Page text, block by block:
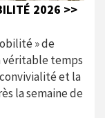
2026 >>
» de
véritable temps
et la
la semaine de